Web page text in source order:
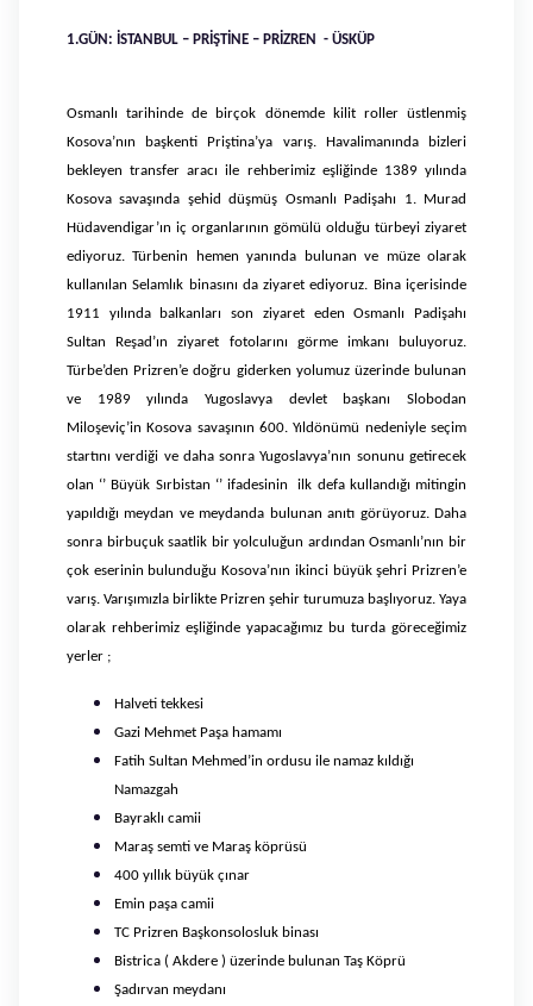
1.GÜN: İSTANBUL – PRİŞTİNE – PRİZREN - ÜSKÜP
Osmanlı tarihinde de birçok dönemde kilit roller üstlenmiş
Kosova’nın başkenti Priştina’ya varış. Havalimanında bizleri
bekleyen transfer aracı ile rehberimiz eşliğinde 1389 yılında
Kosova savaşında şehid düşmüş Osmanlı Padişahı 1. Murad
Hüdavendigar’ın iç organlarının gömülü olduğu türbeyi ziyaret
ediyoruz. Türbenin hemen yanında bulunan ve müze olarak
kullanılan Selamlık binasını da ziyaret ediyoruz. Bina içerisinde
1911 yılında balkanları son ziyaret eden Osmanlı Padişahı
Sultan Reşad’ın ziyaret fotolarını görme imkanı buluyoruz.
Türbe’den Prizren’e doğru giderken yolumuz üzerinde bulunan
ve 1989 yılında Yugoslavya devlet başkanı Slobodan
Miloşeviç’in Kosova savaşının 600. Yıldönümü nedeniyle seçim
startını verdiği ve daha sonra Yugoslavya’nın sonunu getirecek
olan ‘’ Büyük Sırbistan ‘’ ifadesinin ilk defa kullandığı mitingin
yapıldığı meydan ve meydanda bulunan anıtı görüyoruz. Daha
sonra birbuçuk saatlik bir yolculuğun ardından Osmanlı’nın bir
çok eserinin bulunduğu Kosova’nın ikinci büyük şehri Prizren’e
varış. Varışımızla birlikte Prizren şehir turumuza başlıyoruz. Yaya
olarak rehberimiz eşliğinde yapacağımız bu turda göreceğimiz
yerler ;
Halveti tekkesi
Gazi Mehmet Paşa hamamı
Fatih Sultan Mehmed’in ordusu ile namaz kıldığı
Namazgah
Bayraklı camii
Maraş semti ve Maraş köprüsü
400 yıllık büyük çınar
Emin paşa camii
TC Prizren Başkonsolosluk binası
Bistrica ( Akdere ) üzerinde bulunan Taş Köprü
Şadırvan meydanı